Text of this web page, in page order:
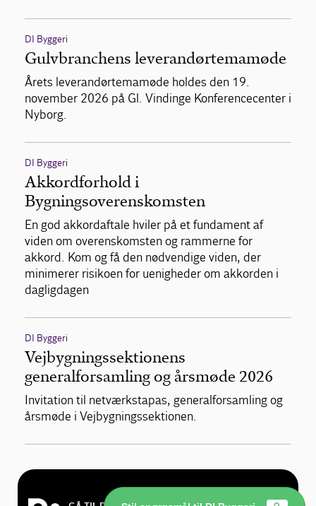
DI Byggeri
Gulvbranchens leverandørtemamøde
Årets leverandørtemamøde holdes den 19.
november 2026 på Gl. Vindinge Konferencecenter i
Nyborg.
DI Byggeri
Akkordforhold i
Bygningsoverenskomsten
En god akkordaftale hviler på et fundament af
viden om overenskomsten og rammerne for
akkord. Kom og få den nødvendige viden, der
minimerer risikoen for uenigheder om akkorden i
dagligdagen
DI Byggeri
Vejbygningssektionens
generalforsamling og årsmøde 2026
Invitation til netværkstapas, generalforsamling og
årsmøde i Vejbygningssektionen.